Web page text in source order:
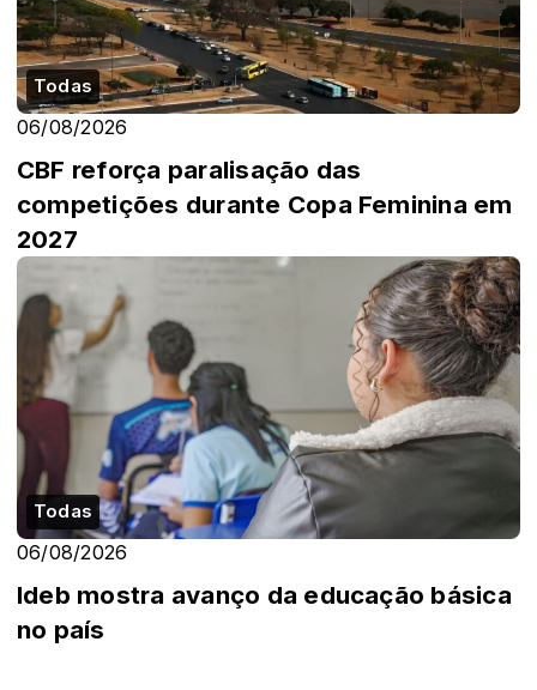
Todas
06/08/2026
CBF reforça paralisação das
competições durante Copa Feminina em
2027
Todas
06/08/2026
Ideb mostra avanço da educação básica
no país